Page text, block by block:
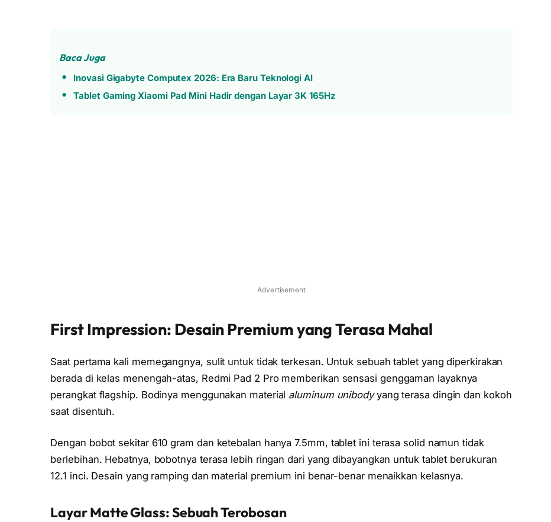
Baca Juga
Inovasi Gigabyte Computex 2026: Era Baru Teknologi AI
Tablet Gaming Xiaomi Pad Mini Hadir dengan Layar 3K 165Hz
Advertisement
First Impression: Desain Premium yang Terasa Mahal
Saat pertama kali memegangnya, sulit untuk tidak terkesan. Untuk sebuah tablet yang diperkirakan
berada di kelas menengah-atas, Redmi Pad 2 Pro memberikan sensasi genggaman layaknya
perangkat flagship. Bodinya menggunakan material aluminum unibodyyang terasa dingin dan kokoh
saat disentuh.
Dengan bobot sekitar 610 gram dan ketebalan hanya 7.5mm, tablet ini terasa solid namun tidak
berlebihan. Hebatnya, bobotnya terasa lebih ringan dari yang dibayangkan untuk tablet berukuran
12.1 inci. Desain yang ramping dan material premium ini benar-benar menaikkan kelasnya.
Layar Matte Glass: Sebuah Terobosan